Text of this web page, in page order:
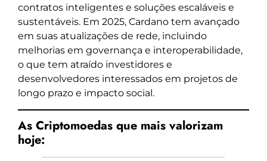
contratos inteligentes e soluções escaláveis e
sustentáveis. Em 2025, Cardano tem avançado
em suas atualizações de rede, incluindo
melhorias em governança e interoperabilidade,
o que tem atraído investidores e
desenvolvedores interessados em projetos de
longo prazo e impacto social.
As Criptomoedas que mais valorizam
hoje: